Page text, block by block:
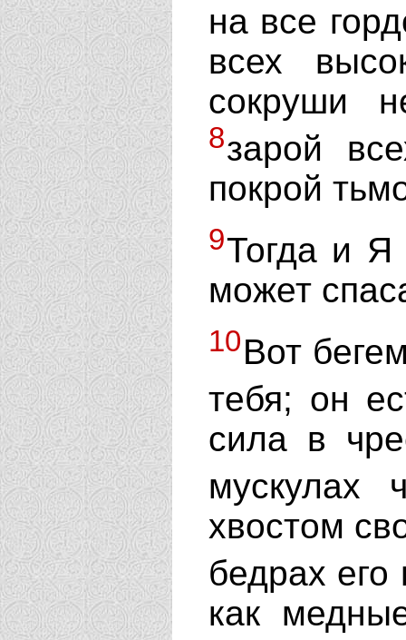
на все
всех
сокруши
8зарой
покрой
9Тогда и Я
может
10Вот
тебя; он
сила в
мускулах
хвостом
бедрах
как